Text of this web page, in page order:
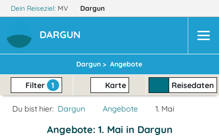
Dein Reiseziel: MV Dargun
DARGUN
Dargun > Angebote
Filter 1 Karte Reisedaten
Du bist hier: Dargun Angebote 1. Mai
Angebote: 1. Mai in Dargun